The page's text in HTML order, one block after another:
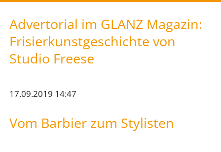
Advertorial im GLANZ Magazin:
Frisierkunstgeschichte von
Studio Freese
17.09.2019 14:47
Vom Barbier zum Stylisten